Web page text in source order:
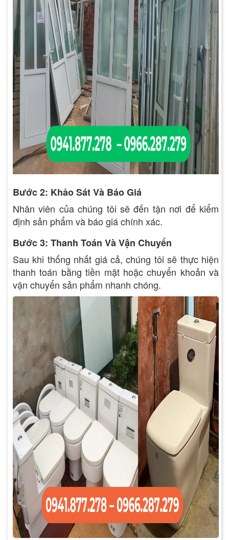
Bước 2: Khảo Sát Và Báo Giá
Nhân viên của chúng tôi sẽ đến tận nơi để kiểm
định sản phẩm và báo giá chính xác.
Bước 3: Thanh Toán Và Vận Chuyển
Sau khi thống nhất giá cả, chúng tôi sẽ thực hiện
thanh toán bằng tiền mặt hoặc chuyển khoản và
vận chuyển sản phẩm nhanh chóng.